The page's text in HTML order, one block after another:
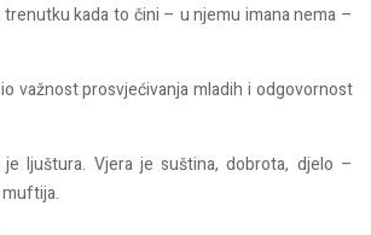
kada to čini – u njemu imana nema –
važnost prosvjećivanja mladih i odgovornost
ljuštura. Vjera je suština, dobrota, djelo –